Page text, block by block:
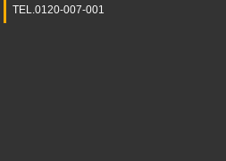
TEL.0120-007-001